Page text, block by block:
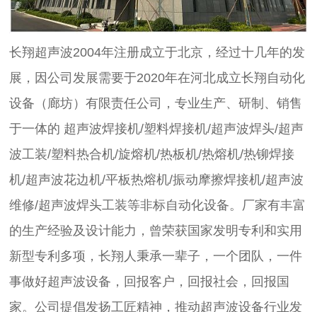
长翔超声波2004年注册成立于北京，经过十几年的发
展，因公司发展需要于2020年在河北成立长翔自动化
设备（廊坊）有限责任公司，专业生产、研制、销售
于一体的 超声波焊接机/塑料焊接机/超声波焊头/超声
波工装/塑料热合机/旋熔机/热板机/热熔机/热铆焊接
机/超声波花边机/平板热熔机/振动摩擦焊接机/超声波
维修/超声波焊头工装等非标自动化设备。厂家有丰富
的生产经验及设计能力，曾荣获国家发明专利和实用
新型专利多项，长翔人秉承一辈子，一个团队，一件
事做好超声波设备，回报客户，回报社会，回报国
家。公司提倡发扬工匠精神，推动超声波设备行业发